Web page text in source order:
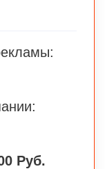
Руб.